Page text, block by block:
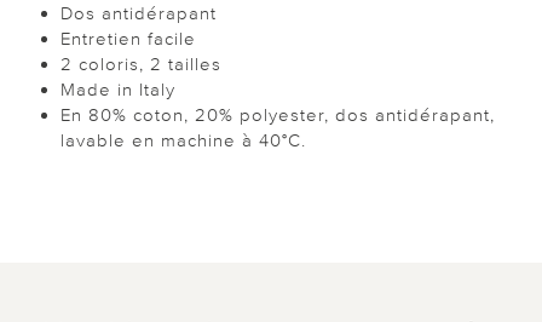
Dos antidérapant
Entretien facile
2 coloris, 2 tailles
Made in Italy
En 80% coton, 20% polyester, dos antidérapant,
lavable en machine à 40°C.